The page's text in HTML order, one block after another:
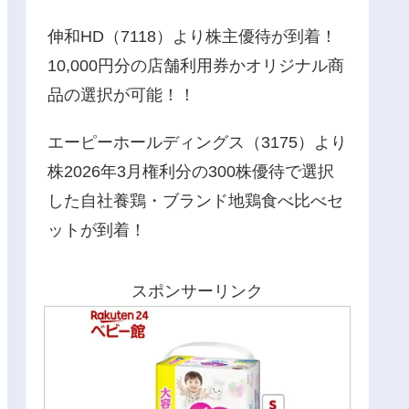
伸和HD（7118）より株主優待が到着！
10,000円分の店舗利用券かオリジナル商
品の選択が可能！！
エーピーホールディングス（3175）より
株2026年3月権利分の300株優待で選択
した自社養鶏・ブランド地鶏食べ比べセ
ットが到着！
スポンサーリンク